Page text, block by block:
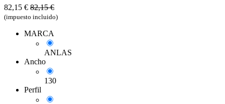
82,15 € 82,15€
(impuesto incluido)
MARCA
ANLAS
Ancho
130
Perfil